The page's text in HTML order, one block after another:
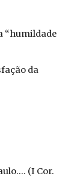
“humildade
da
(I Cor.